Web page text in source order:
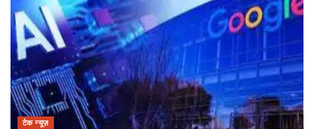
टेक न्यूज़